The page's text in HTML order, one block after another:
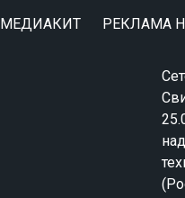
МЕДИАКИТ РЕКЛАМА